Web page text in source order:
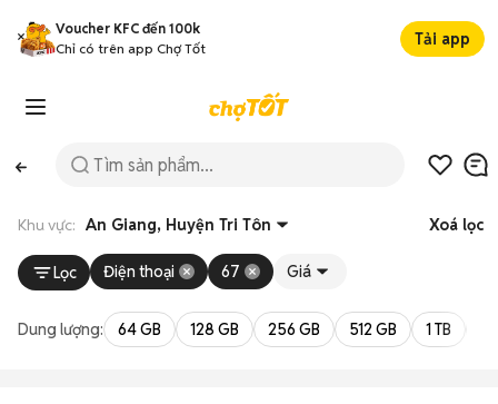
Voucher KFC đến 100k
Chỉ có trên app Chợ Tốt
Tải app
Khu vực: An Giang, Huyện Tri Tôn Xoá lọc
Lọc Điện thoại 67 Giá
Dung lượng: 64 GB 128 GB 256 GB 512 GB 1 TB